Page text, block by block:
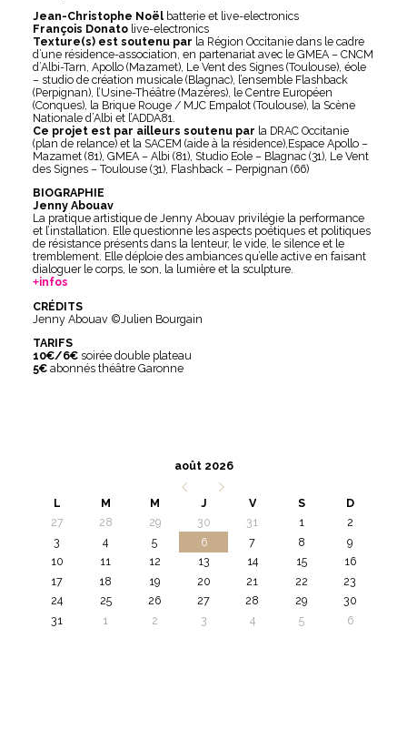
Jean-Christophe Noëlbatterie et live-electronics
François Donatolive-electronics
Texture(s) est soutenu par la Région Occitanie dans le cadre
d’une résidence-association, en partenariat avec le GMEA – CNCM
d’Albi-Tarn, Apollo (Mazamet), Le Vent des Signes (Toulouse), éole
– studio de création musicale (Blagnac), l’ensemble Flashback
(Perpignan), l’Usine-Théâtre (Mazères), le Centre Européen
(Conques), la Brique Rouge / MJC Empalot (Toulouse), la Scène
Nationale d’Albi et l’ADDA81.
Ce projet est par ailleurs soutenu par la DRAC Occitanie
(plan de relance) et la SACEM (aide à la résidence),Espace Apollo –
Mazamet (81), GMEA – Albi (81), Studio Eole – Blagnac (31), Le Vent
des Signes – Toulouse (31), Flashback – Perpignan (66)
BIOGRAPHIE
Jenny Abouav
La pratique artistique de Jenny Abouav privilégie la performance
et l’installation. Elle questionne les aspects poétiques et politiques
de résistance présents dans la lenteur, le vide, le silence et le
tremblement. Elle déploie des ambiances qu’elle active en faisant
dialoguer le corps, le son, la lumière et la sculpture.
infos
CRÉDITS
Jenny Abouav ©Julien Bourgain
TARIFS
10€/6€soirée double plateau
5€abonnés théâtre Garonne
août 2026
L M M J V S
D
27
28 29 30 31 1
2
3
4 5 6 7 8
9
10
11 12 13 14 15
16
17
18 19 20 21 22
23
24
25 26 27 28 29
30
31
1 2 3 4 5 6